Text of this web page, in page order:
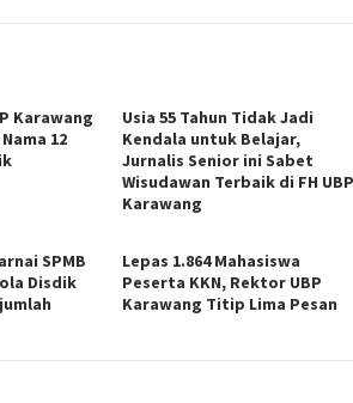
Karawang
12
Usia 55 Tahun Tidak Jadi
Kendala untuk Belajar,
Jurnalis Senior ini Sabet
Wisudawan Terbaik di FH UBP
Karawang
SPMB
Disdik
Lepas 1.864 Mahasiswa
Peserta KKN, Rektor UBP
Karawang Titip Lima Pesan